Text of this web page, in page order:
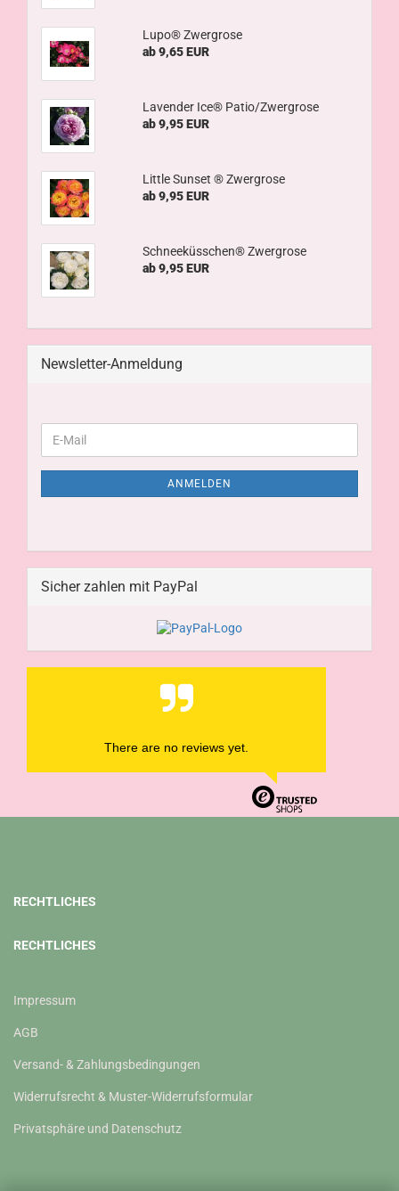
Lupo® Zwergrose
ab 9,65 EUR
Lavender Ice® Patio/Zwergrose
ab 9,95 EUR
Little Sunset ® Zwergrose
ab 9,95 EUR
Schneeküsschen® Zwergrose
ab 9,95 EUR
Newsletter-Anmeldung
ANMELDEN
Sicher zahlen mit PayPal
There are no reviews yet.
RECHTLICHES
RECHTLICHES
Impressum
AGB
Versand- & Zahlungsbedingungen
Widerrufsrecht & Muster-Widerrufsformular
Privatsphäre und Datenschutz